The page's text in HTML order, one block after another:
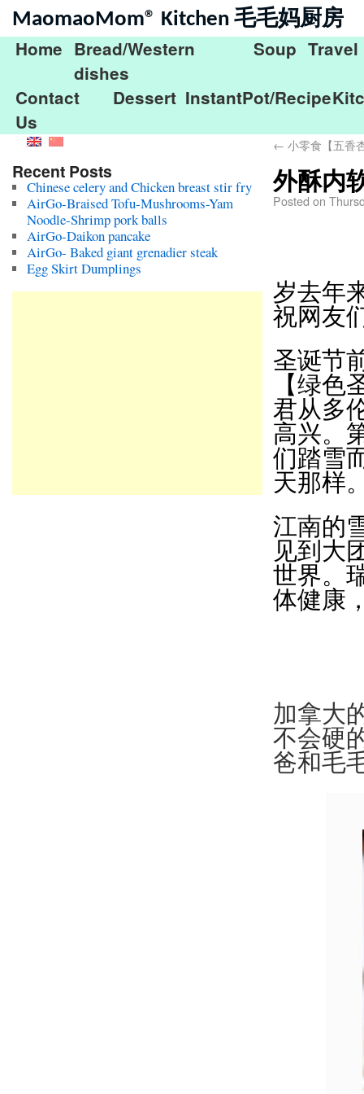
MaomaoMom® Kitchen 毛毛妈厨房
Home Bread/Western
dishes
Soup Travel
Contact
Us
Dessert InstantPot/Recipe
← 小零食【五香
外酥内
Posted on
岁去年
祝网友
圣诞节
【绿
君从多
高兴。
们踏雪
天那样
江南的
见到大
世界。
体健康
加拿大
不会硬
爸和毛
Recent Posts
Chinese celery and Chicken breast stir fry
AirGo-Braised Tofu-Mushrooms-Yam
Noodle-Shrimp pork balls
AirGo-Daikon pancake
AirGo- Baked giant grenadier steak
Egg Skirt Dumplings